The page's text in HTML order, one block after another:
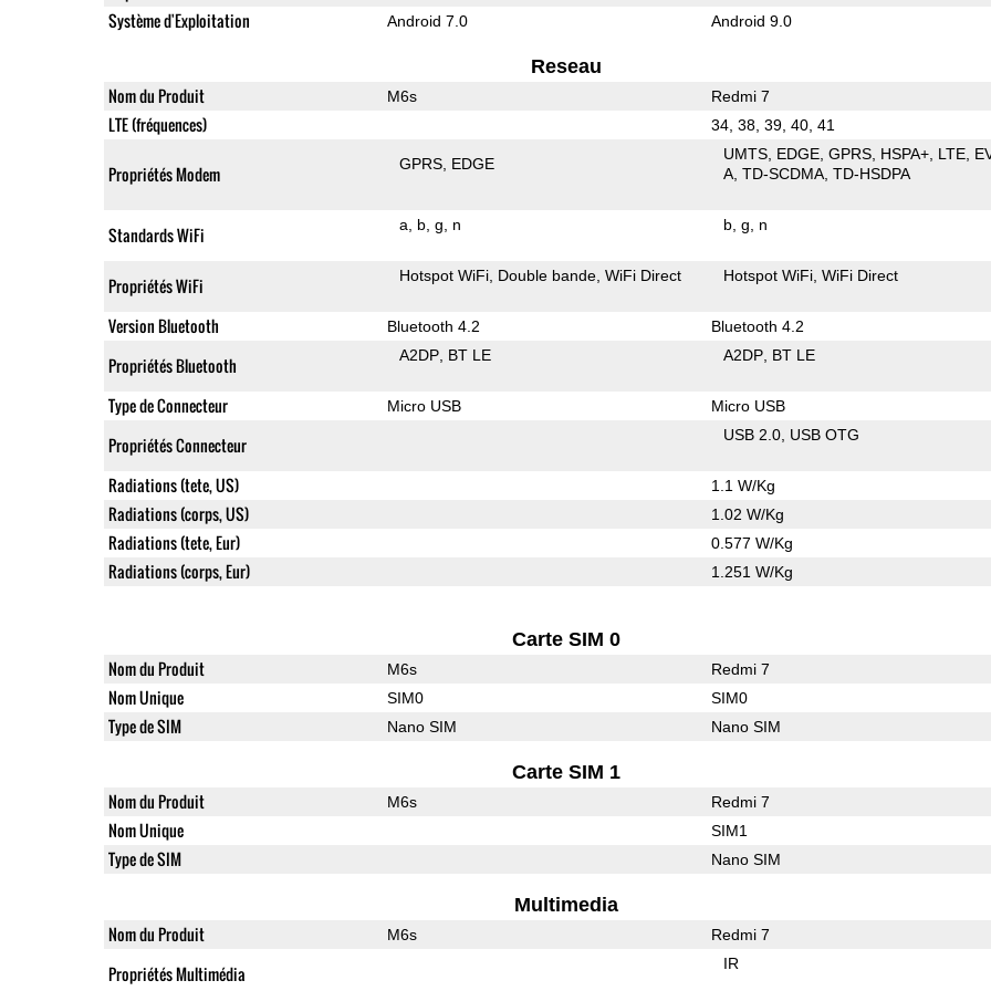
Système d'Exploitation Android 7.0 Android 9.0
Reseau
Nom du Produit M6s Redmi 7
LTE (fréquences) 34, 38, 39, 40, 41
Propriétés Modem GPRS EDGE
UMTS EDGE GPRS HSPA+ LTE
A TD-SCDMA TD-HSDPA
Standards WiFi a b g n b g n
Propriétés WiFi Hotspot WiFi Double bande WiFi Direct Hotspot WiFi WiFi Direct
Version Bluetooth Bluetooth 4.2 Bluetooth 4.2
Propriétés Bluetooth A2DP BT LE A2DP BT LE
Type de Connecteur Micro USB Micro USB
Propriétés Connecteur USB 2.0 USB OTG
Radiations (tete, US) 1.1 W/Kg
Radiations (corps, US) 1.02 W/Kg
Radiations (tete, Eur) 0.577 W/Kg
Radiations (corps, Eur) 1.251 W/Kg
Carte SIM 0
Nom du Produit M6s Redmi 7
Nom Unique SIM0 SIM0
Type de SIM Nano SIM Nano SIM
Carte SIM 1
Nom du Produit M6s Redmi 7
Nom Unique SIM1
Type de SIM Nano SIM
Multimedia
Nom du Produit M6s Redmi 7
Propriétés Multimédia IR